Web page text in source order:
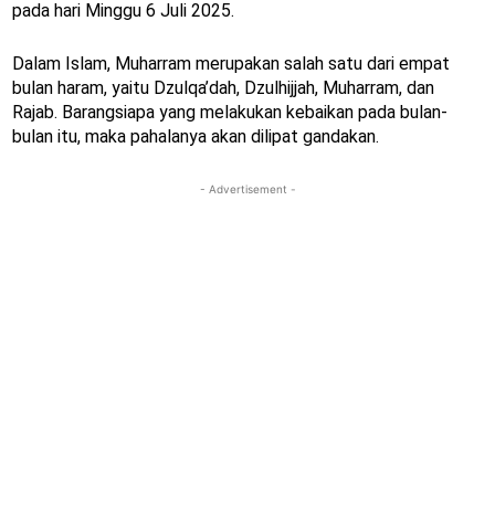
pada hari Minggu 6 Juli 2025.
Dalam Islam, Muharram merupakan salah satu dari empat
bulan haram, yaitu Dzulqa’dah, Dzulhijjah, Muharram, dan
Rajab. Barangsiapa yang melakukan kebaikan pada bulan-
bulan itu, maka pahalanya akan dilipat gandakan.
- Advertisement -